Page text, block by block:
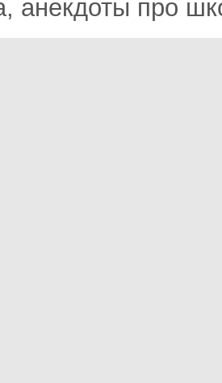
анекдоты про